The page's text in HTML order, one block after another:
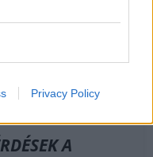
Privacy Policy
A